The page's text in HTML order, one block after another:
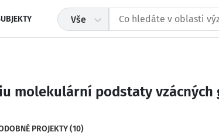
Vše
molekulární podstaty
PROJEKTY(10)